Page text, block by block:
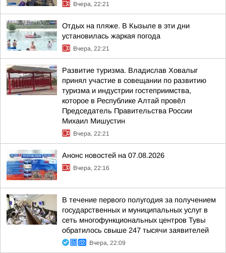
Вчера, 22:21
Отдых на пляже. В Кызыле в эти дни
установилась жаркая погода
Вчера, 22:21
Развитие туризма. Владислав Ховалыг
принял участие в совещании по развитию
туризма и индустрии гостеприимства,
которое в Республике Алтай провёл
Председатель Правительства России
Михаил Мишустин
Вчера, 22:21
Анонс новостей на 07.08.2026
Вчера, 22:16
В течение первого полугодия за получением
государственных и муниципальных услуг в
сеть многофункциональных центров Тувы
обратилось свыше 247 тысячи заявителей
Вчера, 22:09